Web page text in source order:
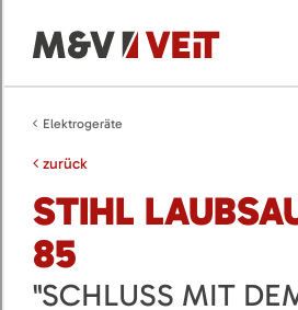
Elektrogeräte
zurück
STIHL
85
"SCHLUSS MIT